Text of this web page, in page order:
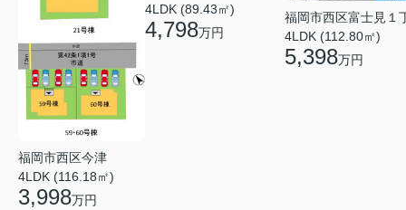
福岡市西区今津
4LDK (116.18㎡)
3,998万円
4LDK (89.43㎡)
4,798万円
福岡市西区富士見１
4LDK (112.80㎡)
5,398万円